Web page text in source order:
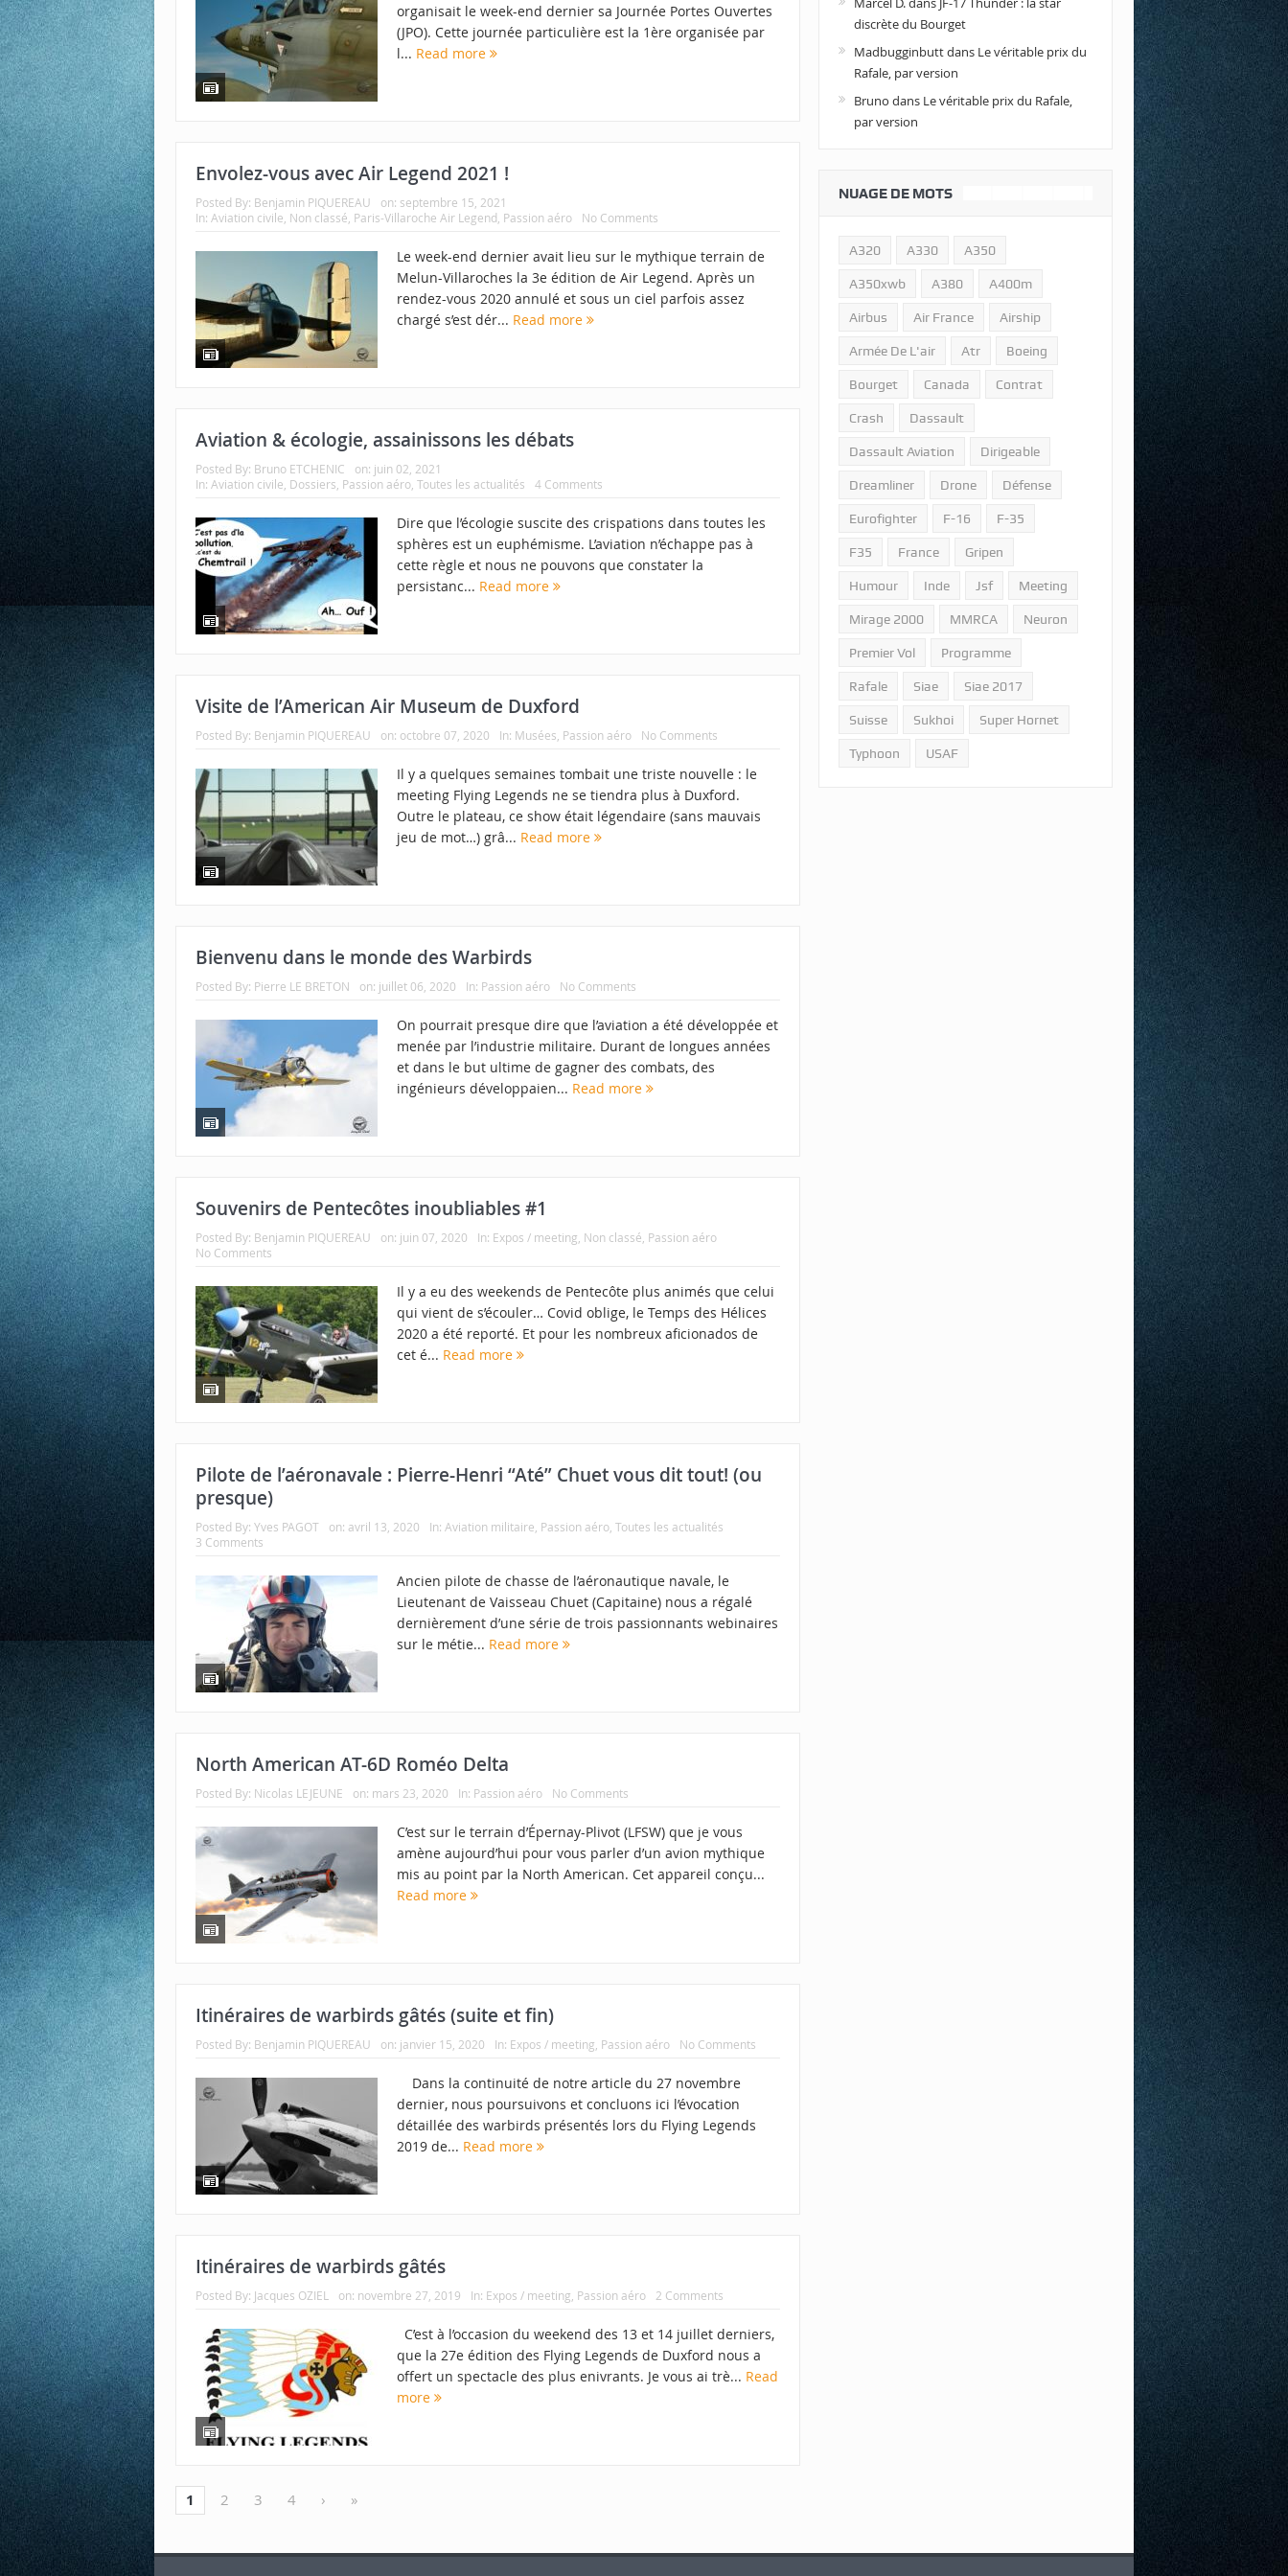
organisait le week-end dernier sa Journée Portes Ouvertes
(JPO). Cette journée particulière est la 1ère organisée par
l... Read more
Envolez-vous avec Air Legend 2021 !
Posted By: Benjamin PIQUEREAU on: septembre 15, 2021
In: Aviation civile Non classé Paris-Villaroche Air Legend Passion aéro No Comments
Le week-end dernier avait lieu sur le mythique terrain de
Melun-Villaroches la 3e édition de Air Legend. Après un
rendez-vous 2020 annulé et sous un ciel parfois assez
chargé s’est dér... Read more
Aviation & écologie, assainissons les débats
Posted By: Bruno ETCHENIC on: juin 02, 2021
In: Aviation civile Dossiers Passion aéro Toutes les actualités 4 Comments
Dire que l’écologie suscite des crispations dans toutes les
sphères est un euphémisme. L’aviation n’échappe pas à
cette règle et nous ne pouvons que constater la
persistanc... Read more
Visite de l’American Air Museum de Duxford
Posted By: Benjamin PIQUEREAU on: octobre 07, 2020 In: Musées Passion aéro No Comments
Il y a quelques semaines tombait une triste nouvelle : le
meeting Flying Legends ne se tiendra plus à Duxford.
Outre le plateau, ce show était légendaire (sans mauvais
jeu de mot…) grâ... Read more
Bienvenu dans le monde des Warbirds
Posted By: Pierre LE BRETON on: juillet 06, 2020 In: Passion aéro No Comments
On pourrait presque dire que l’aviation a été développée et
menée par l’industrie militaire. Durant de longues années
et dans le but ultime de gagner des combats, des
ingénieurs développaien... Read more
Souvenirs de Pentecôtes inoubliables #1
Posted By: Benjamin PIQUEREAU on: juin 07, 2020 In: Expos / meeting Non classé Passion aéro
No Comments
Il y a eu des weekends de Pentecôte plus animés que celui
qui vient de s’écouler… Covid oblige, le Temps des Hélices
2020 a été reporté. Et pour les nombreux aficionados de
cet é... Read more
Pilote de l’aéronavale : Pierre-Henri “Até” Chuet vous dit tout! (ou
presque)
Posted By: Yves PAGOT on: avril 13, 2020 In: Aviation militaire Passion aéro Toutes les actualités
3 Comments
Ancien pilote de chasse de l’aéronautique navale, le
Lieutenant de Vaisseau Chuet (Capitaine) nous a régalé
dernièrement d’une série de trois passionnants webinaires
sur le métie... Read more
North American AT-6D Roméo Delta
Posted By: Nicolas LEJEUNE on: mars 23, 2020 In: Passion aéro No Comments
C’est sur le terrain d’Épernay-Plivot (LFSW) que je vous
amène aujourd’hui pour vous parler d’un avion mythique
mis au point par la North American. Cet appareil conçu...
Read more
Itinéraires de warbirds gâtés (suite et fin)
Posted By: Benjamin PIQUEREAU on: janvier 15, 2020 In: Expos / meeting Passion aéro No Comments
Dans la continuité de notre article du 27 novembre
dernier, nous poursuivons et concluons ici l’évocation
détaillée des warbirds présentés lors du Flying Legends
2019 de... Read more
Itinéraires de warbirds gâtés
Posted By: Jacques OZIEL on: novembre 27, 2019 In: Expos / meeting Passion aéro 2 Comments
C’est à l’occasion du weekend des 13 et 14 juillet derniers,
que la 27e édition des Flying Legends de Duxford nous a
offert un spectacle des plus enivrants. Je vous ai trè... Read
more
1 2 3 4 › »
discrète du Bourget
Madbugginbuttdans Le véritable prix du
Rafale, par version
Bruno dans Le véritable prix du Rafale,
par version
NUAGE DE MOTS
A320 A330 A350
A350xwb A380 A400m
Airbus Air France Airship
Armée De L'air Atr Boeing
Bourget Canada Contrat
Crash Dassault
Dassault Aviation Dirigeable
Dreamliner Drone Défense
Eurofighter F-16 F-35
F35 France Gripen
Humour Inde Jsf Meeting
Mirage 2000 MMRCA Neuron
Premier Vol Programme
Rafale Siae Siae 2017
Suisse Sukhoi Super Hornet
Typhoon USAF